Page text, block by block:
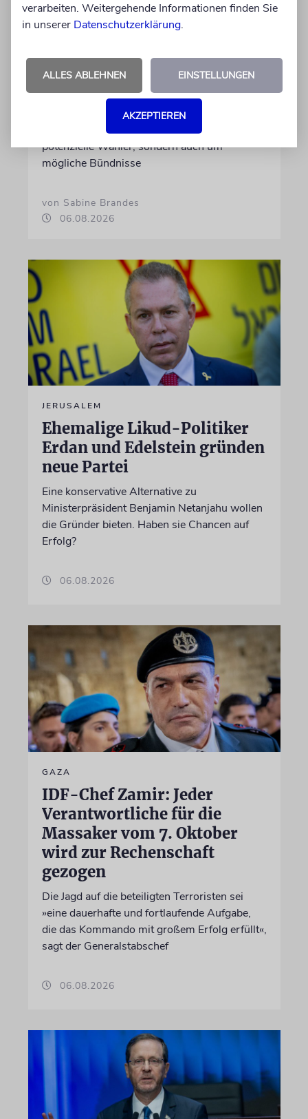
Who’s who in Jerusalem?
Israels Parteien buhlen nicht nur um
potenzielle Wähler, sondern auch um
mögliche Bündnisse
von Sabine Brandes
06.08.2026
JERUSALEM
Ehemalige Likud-Politiker
Erdan und Edelstein gründen
neue Partei
Eine konservative Alternative zu
Ministerpräsident Benjamin Netanjahu wollen
die Gründer bieten. Haben sie Chancen auf
Erfolg?
06.08.2026
GAZA
IDF-Chef Zamir: Jeder
Verantwortliche für die
Massaker vom 7. Oktober
wird zur Rechenschaft
gezogen
Die Jagd auf die beteiligten Terroristen sei
»eine dauerhafte und fortlaufende Aufgabe,
die das Kommando mit großem Erfolg erfüllt«,
sagt der Generalstabschef
06.08.2026
verarbeiten. Weitergehende Informationen finden Sie
in unserer Datenschutzerklärung.
ALLES ABLEHNEN EINSTELLUNGEN
AKZEPTIEREN